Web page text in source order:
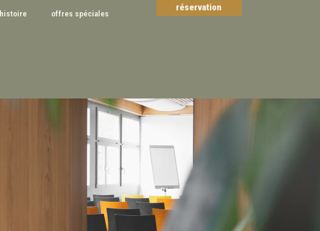
histoire offres spéciales
réservation